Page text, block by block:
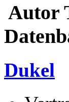
Autor
Dukel